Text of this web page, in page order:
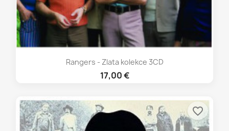
Rangers - Zlata kolekce 3CD
17,00 €
favorite_border